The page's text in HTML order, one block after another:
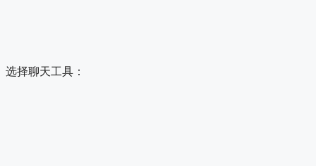
选择聊天工具：